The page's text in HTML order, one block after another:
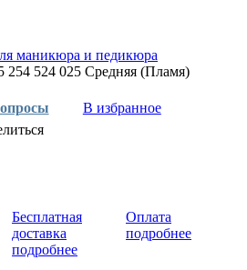
маникюра и педикюра
254 524 025 Средняя (Пламя)
В избранное
Бесплатная
доставка
подробнее
Оплата
подробнее